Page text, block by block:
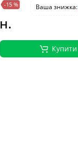
-15 % Ваша знижка:
Купити